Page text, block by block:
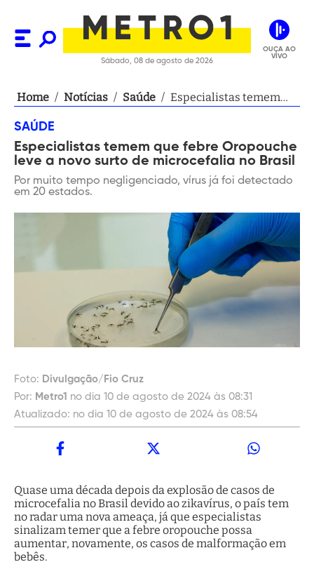
Sábado, 08 de agosto de 2026
OUÇA AO
VIVO
Home / Notícias / Saúde / Especialistas temem
microcefalia no Brasil
SAÚDE
Especialistas temem que febre Oropouche
leve a novo surto de microcefalia no Brasil
Por muito tempo negligenciado, vírus já foi detectado
em 20 estados.
Foto: Divulgação/Fio Cruz
Por: Metro1 no dia 10 de agosto de 2024 às 08:31
Atualizado: no dia 10 de agosto de 2024 às 08:54
Quase uma década depois da explosão de casos de
microcefalia no Brasil devido ao zikavírus, o país tem
no radar uma nova ameaça, já que especialistas
sinalizam temer que a febre oropouche possa
aumentar, novamente, os casos de malformação em
bebês.